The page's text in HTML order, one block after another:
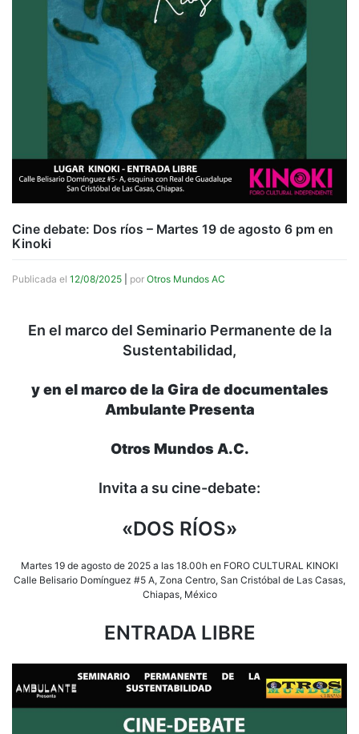
Cine debate: Dos ríos – Martes 19 de agosto 6 pm en
Kinoki
Publicada el 12/08/2025 por Otros Mundos AC
En el marco del Seminario Permanente de la
Sustentabilidad,
y en el marco de la Gira de documentales
Ambulante Presenta
Otros Mundos A.C.
Invita a su cine-debate:
«DOS RÍOS»
Martes 19 de agosto de 2025 a las 18.00h en FORO CULTURAL KINOKI
Calle Belisario Domínguez #5 A, Zona Centro, San Cristóbal de Las Casas,
Chiapas, México
ENTRADA LIBRE